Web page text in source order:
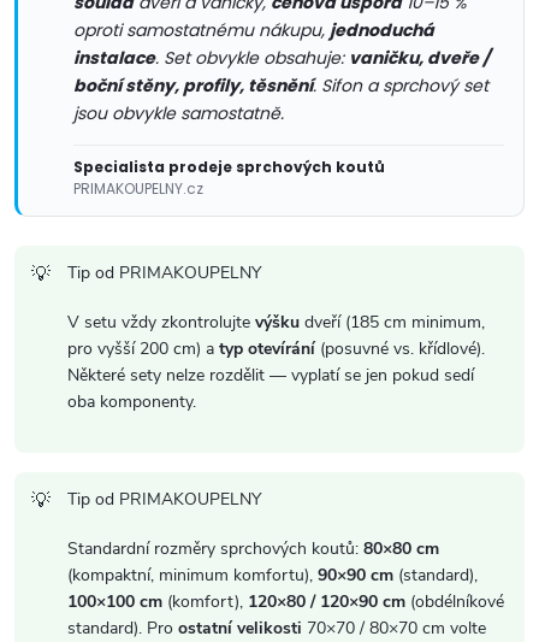
v
ý
oproti samostatnému nákupu, jednoduchá
instalace. Set obvykle obsahuje: vaničku, dveře /
boční stěny, profily, těsnění. Sifon a sprchový set
jsou obvykle samostatně.
Specialista prodeje sprchových koutů
PRIMAKOUPELNY.cz
Tip od PRIMAKOUPELNY
V setu vždy zkontrolujte výšku dveří (185 cm minimum,
pro vyšší 200 cm) a typ otevírání (posuvné vs. křídlové).
Některé sety nelze rozdělit — vyplatí se jen pokud sedí
oba komponenty.
Tip od PRIMAKOUPELNY
Standardní rozměry sprchových koutů: 80×80 cm
(kompaktní, minimum komfortu), 90×90 cm (standard),
100×100 cm (komfort), 120×80 / 120×90 cm (obdélníkové
standard). Pro ostatní velikosti 70×70 / 80×70 cm volte